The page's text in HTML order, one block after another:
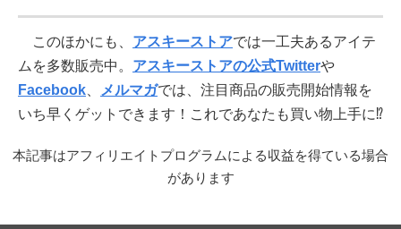
このほかにも、 アスキーストアでは一工夫あるアイテ
ムを多数販売中。 アスキーストアの公式Twitterや
Facebook
メルマガでは、注目商品の販売開始情報を
いち早くゲットできます！これであなたも買い物上手に⁉
本記事はアフィリエイトプログラムによる収益を得ている場合
があります